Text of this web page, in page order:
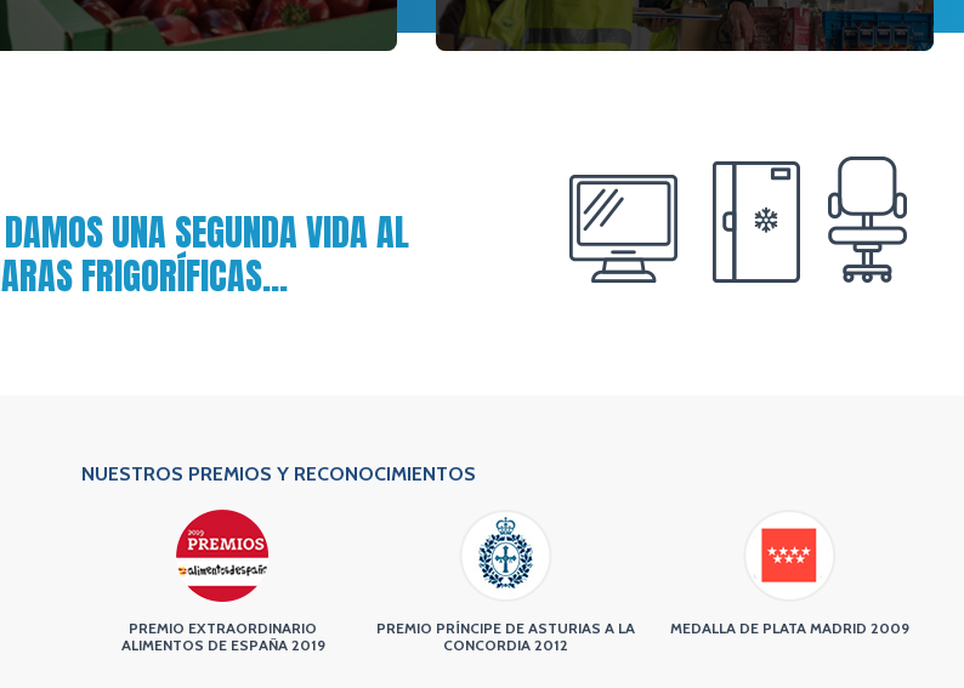
UNA SEGUNDA VIDA AL
FRIGORÍFICAS…
NUESTROS PREMIOS Y RECONOCIMIENTOS
PREMIO EXTRAORDINARIO
ALIMENTOS DE ESPAÑA 2019
PREMIO PRÍNCIPE DE ASTURIAS A LA
CONCORDIA 2012
MEDALLA DE PLATA MADRID 2009